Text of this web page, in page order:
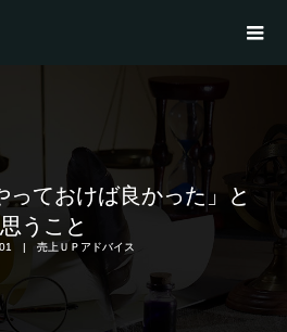
ておけば良かった」と
思うこと
売上ＵＰアドバイス